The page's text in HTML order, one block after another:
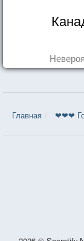
Главная ❤❤❤